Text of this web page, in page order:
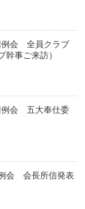
例会 全員クラブ
幹事ご来訪）
例会 五大奉仕委
会 会長所信発表